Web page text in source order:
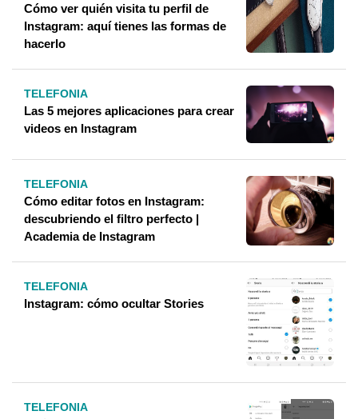
Cómo ver quién visita tu perfil de
Instagram: aquí tienes las formas de
hacerlo
TELEFONIA
Las 5 mejores aplicaciones para crear
videos en Instagram
TELEFONIA
Cómo editar fotos en Instagram:
descubriendo el filtro perfecto |
Academia de Instagram
TELEFONIA
Instagram: cómo ocultar Stories
TELEFONIA